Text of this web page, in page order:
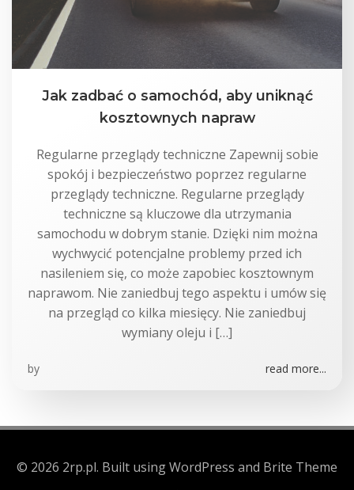
Jak zadbać o samochód, aby uniknąć
kosztownych napraw
Regularne przeglądy techniczne Zapewnij sobie
spokój i bezpieczeństwo poprzez regularne
przeglądy techniczne. Regularne przeglądy
techniczne są kluczowe dla utrzymania
samochodu w dobrym stanie. Dzięki nim można
wychwycić potencjalne problemy przed ich
nasileniem się, co może zapobiec kosztownym
naprawom. Nie zaniedbuj tego aspektu i umów się
na przegląd co kilka miesięcy. Nie zaniedbuj
wymiany oleju i […]
by read more...
© 2026 2rp.pl. Built using WordPress and Brite Theme